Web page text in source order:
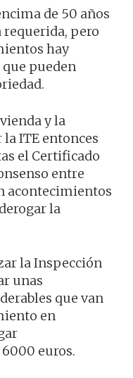
de 50 años
requerida, pero
hay
pueden
y la
ITE entonces
el Certificado
entre
acontecimientos
la
la Inspección
unas
que van
en
euros.